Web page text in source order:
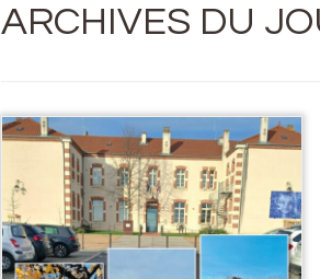
ARCHIVES DU